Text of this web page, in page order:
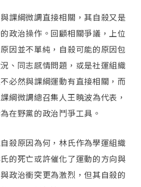
課綱微調直接相關，其自殺又是
政治操作。回顧相關爭議，上位
因並不單純，自殺可能的原因包
、同志感情問題，或是社運組織
必然與課綱運動有直接相關，而
綱微調總召集人王曉波為代表，
在野黨的政治鬥爭工具。
殺原因為何，林氏作為學運組織
的死亡或許催化了運動的方向與
政治衝突更為激烈，但其自殺的